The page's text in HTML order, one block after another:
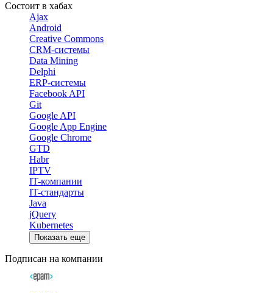
Состоит в хабах
Ajax
Android
Creative Commons
CRM-системы
Data Mining
Delphi
ERP-системы
Facebook API
Git
Google API
Google App Engine
Google Chrome
GTD
Habr
IPTV
IT-компании
IT-стандарты
Java
jQuery
Kubernetes
Показать еще
Подписан на компании